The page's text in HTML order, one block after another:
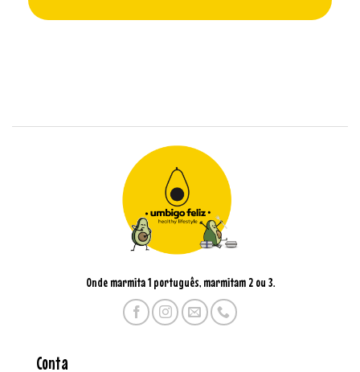
Onde marmita 1 português, marmitam 2 ou 3.
Conta